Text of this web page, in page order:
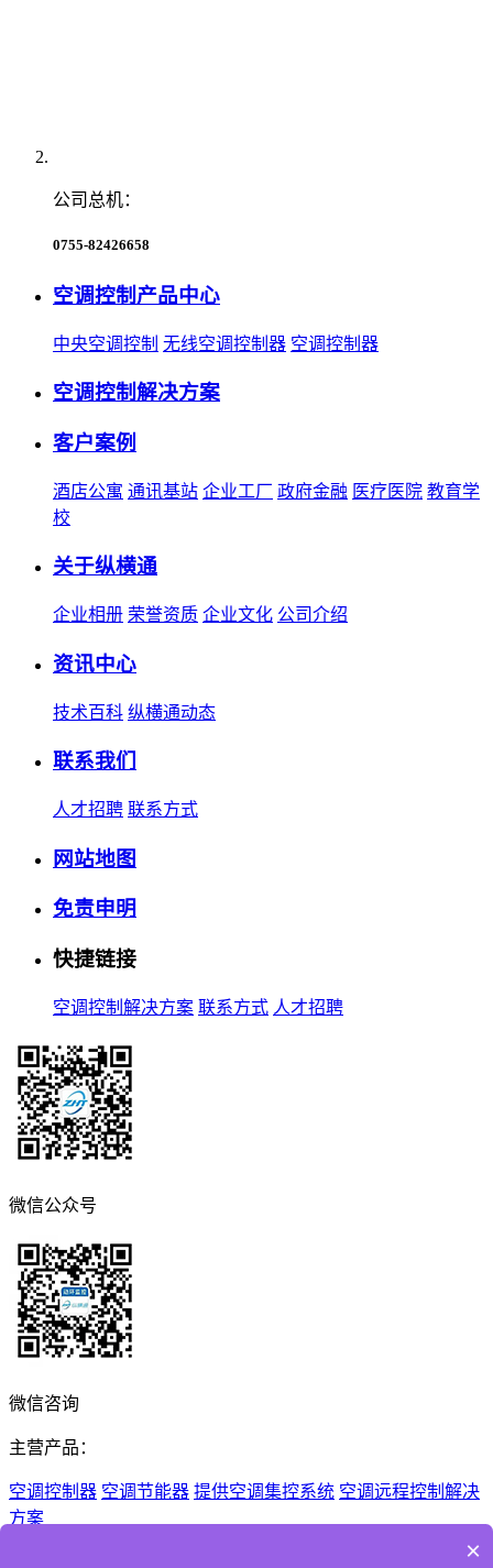
公司总机：
0755-82426658
空调控制产品中心
中央空调控制 无线空调控制器 空调控制器
空调控制解决方案
客户案例
酒店公寓 通讯基站 企业工厂 政府金融 医疗医院 教育学
校
关于纵横通
企业相册 荣誉资质 企业文化 公司介绍
资讯中心
技术百科 纵横通动态
联系我们
人才招聘 联系方式
网站地图
免责申明
快捷链接
空调控制解决方案 联系方式 人才招聘
微信公众号
微信咨询
主营产品：
空调控制器 空调节能器 提供空调集控系统 空调远程控制解决
方案
×